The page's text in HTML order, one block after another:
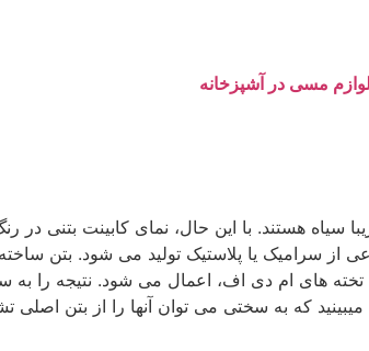
مسی در آشپزخانه
سیاه هستند. با این حال، نمای کابینت بتنی
سرامیک یا پلاستیک تولید می شود. بتن
های ام دی اف، اعمال می شود. نتیجه را به
که به سختی می توان آنها را از بتن